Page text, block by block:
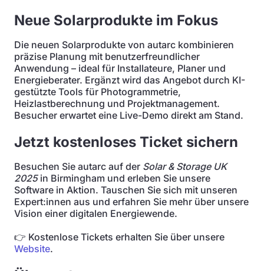
Neue Solarprodukte im Fokus
Die neuen Solarprodukte von autarc kombinieren
präzise Planung mit benutzerfreundlicher
Anwendung – ideal für Installateure, Planer und
Energieberater. Ergänzt wird das Angebot durch KI-
gestützte Tools für Photogrammetrie,
Heizlastberechnung und Projektmanagement.
Besucher erwartet eine Live-Demo direkt am Stand.
Jetzt kostenloses Ticket sichern
Besuchen Sie autarc auf der Solar & Storage UK
2025in Birmingham und erleben Sie unsere
Software in Aktion. Tauschen Sie sich mit unseren
Expert:innen aus und erfahren Sie mehr über unsere
Vision einer digitalen Energiewende.
👉 Kostenlose Tickets erhalten Sie über unsere
Website.